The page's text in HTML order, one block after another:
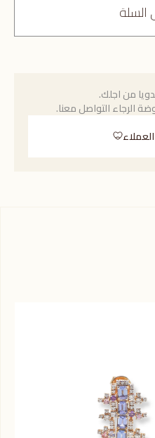
من اجلك.
الرجاء التواصل معنا.